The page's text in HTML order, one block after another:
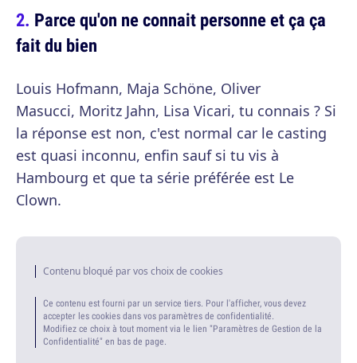
Parce qu'on ne connait personne et ça ça
fait du bien
Louis Hofmann, Maja Schöne, Oliver
Masucci, Moritz Jahn, Lisa Vicari, tu connais ? Si
la réponse est non, c'est normal car le casting
est quasi inconnu, enfin sauf si tu vis à
Hambourg et que ta série préférée est Le
Clown.
Contenu bloqué par vos choix de cookies
Ce contenu est fourni par un service tiers. Pour l'afficher, vous devez
accepter les cookies dans vos paramètres de confidentialité.
Modifiez ce choix à tout moment via le lien "Paramètres de Gestion de la
Confidentialité" en bas de page.